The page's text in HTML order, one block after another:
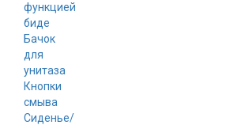
функцией
биде
Бачок
для
унитаза
Кнопки
смыва
Сиденье/